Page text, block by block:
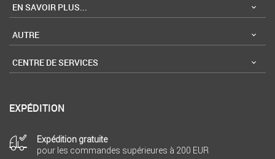
EN SAVOIR PLUS...
AUTRE
CENTRE DE SERVICES
EXPÉDITION
Expédition gratuite
pour les commandes supérieures à 200 EUR